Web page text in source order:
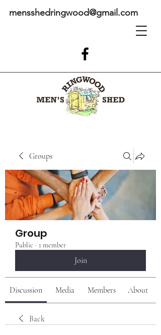
mensshedringwood@gmail.com
Groups
Group
Public · 1 member
Join
Discussion Media Members About
Back